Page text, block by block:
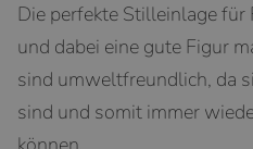
Die perfekte Stilleinlage
und dabei eine gute Figur
sind umweltfreundlich, da
sind und somit immer